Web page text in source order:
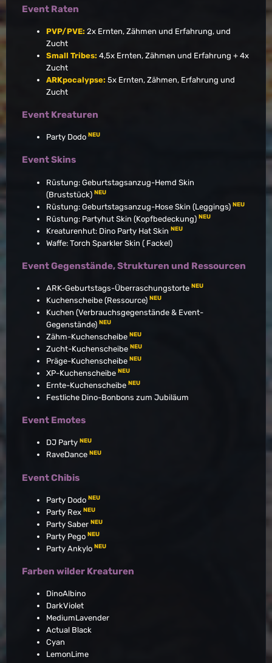
Event Raten
PVP/PVE: 2x Ernten, Zähmen und Erfahrung, und
Zucht
Small Tribes: 4,5x Ernten, Zähmen und Erfahrung + 4x
Zucht
ARKpocalypse: 5x Ernten, Zähmen, Erfahrung und
Zucht
Event Kreaturen
Party Dodo NEU
Event Skins
Rüstung: Geburtstagsanzug-Hemd Skin
(Bruststück) NEU
Rüstung: Geburtstagsanzug-Hose Skin (Leggings) NEU
Rüstung: Partyhut Skin (Kopfbedeckung) NEU
Kreaturenhut: Dino Party Hat Skin NEU
Waffe: Torch Sparkler Skin ( Fackel)
Event Gegenstände, Strukturen und Ressourcen
ARK-Geburtstags-Überraschungstorte NEU
Kuchenscheibe (Ressource) NEU
Kuchen (Verbrauchsgegenstände & Event-
Gegenstände) NEU
Zähm-Kuchenscheibe NEU
Zucht-Kuchenscheibe NEU
Präge-Kuchenscheibe NEU
XP-Kuchenscheibe NEU
Ernte-Kuchenscheibe NEU
Festliche Dino-Bonbons zum Jubiläum
Event Emotes
DJ Party NEU
RaveDance NEU
Event Chibis
Party Dodo NEU
Party Rex NEU
Party Saber NEU
Party Pego NEU
Party Ankylo NEU
Farben wilder Kreaturen
DinoAlbino
DarkViolet
MediumLavender
Actual Black
Cyan
LemonLime